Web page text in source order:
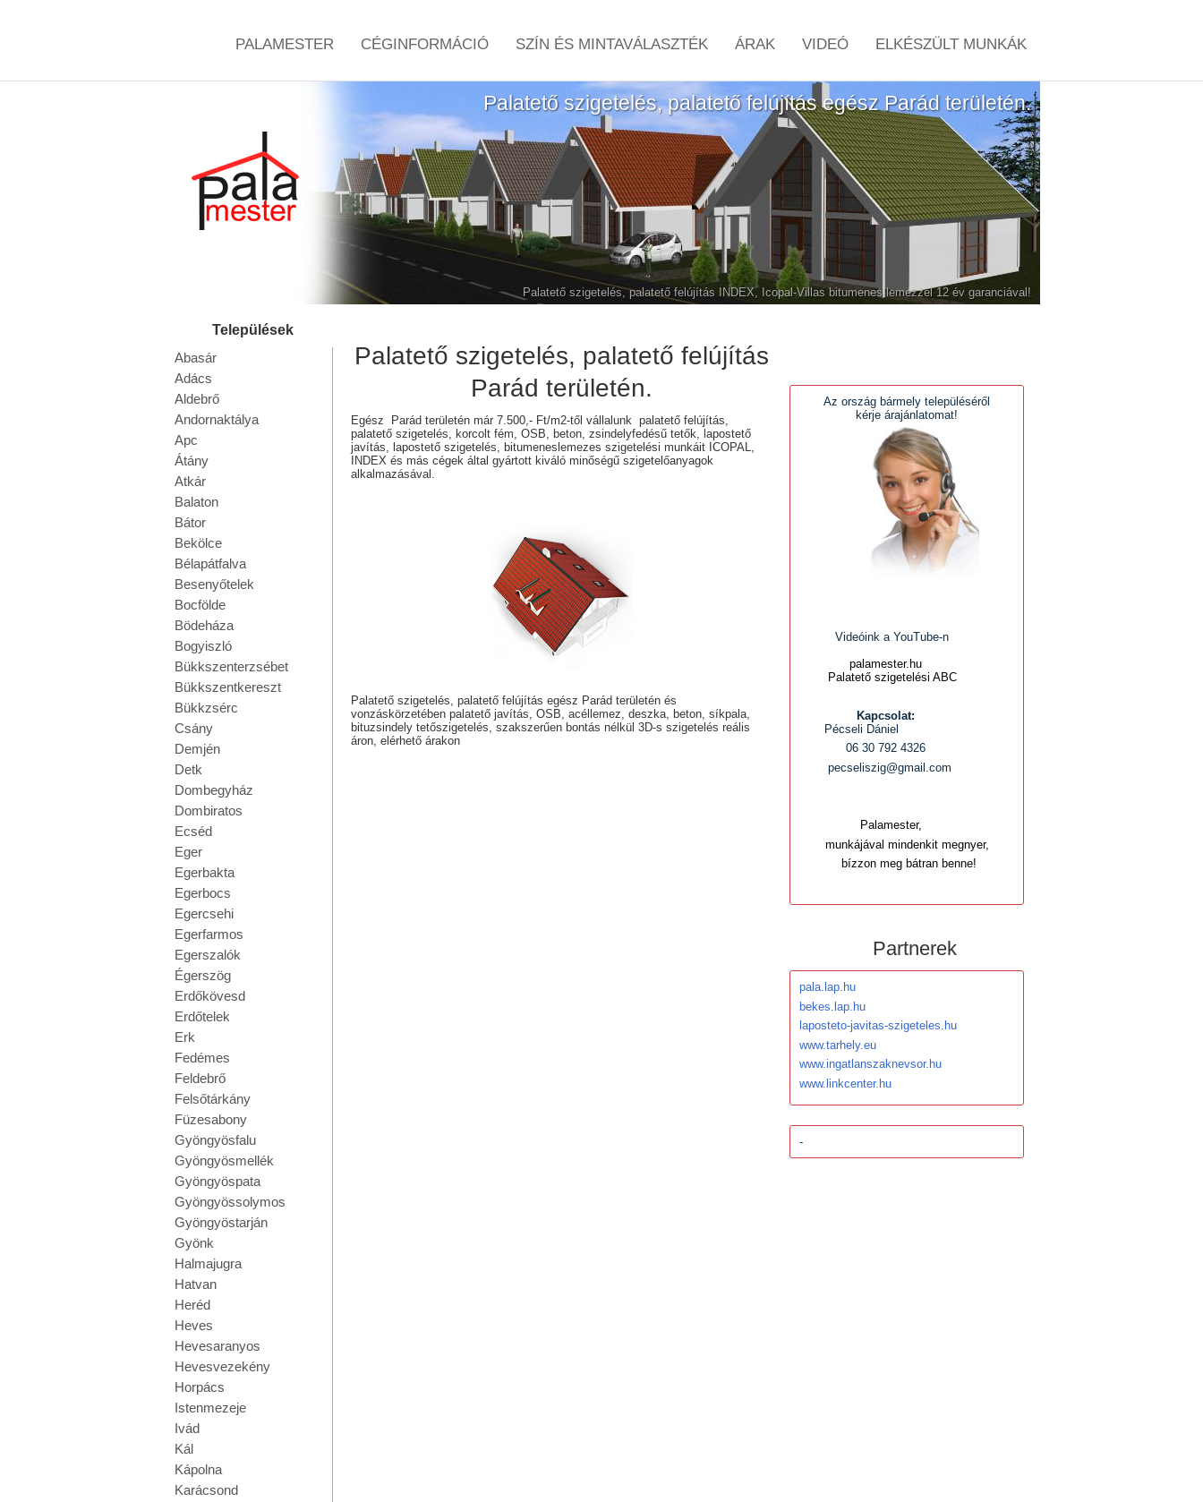
PALAMESTER CÉGINFORMÁCIÓ SZÍN ÉS MINTAVÁLASZTÉK ÁRAK VIDEÓ ELKÉSZÜLT MUNKÁK
Palatető szigetelés, palatető felújítás egész Parád területén.
Palatető szigetelés, palatető felújítás INDEX, Icopal-Villas bitumenes lemezzel 12 év garanciával!
Abasár
Adács
Aldebrő
Andornaktálya
Apc
Átány
Atkár
Balaton
Bátor
Bekölce
Bélapátfalva
Besenyőtelek
Bocfölde
Bödeháza
Bogyiszló
Bükkszenterzsébet
Bükkszentkereszt
Bükkzsérc
Csány
Demjén
Detk
Dombegyház
Dombiratos
Ecséd
Eger
Egerbakta
Egerbocs
Egercsehi
Egerfarmos
Egerszalók
Égerszög
Erdőkövesd
Erdőtelek
Erk
Fedémes
Feldebrő
Felsőtárkány
Füzesabony
Gyöngyösfalu
Gyöngyösmellék
Gyöngyöspata
Gyöngyössolymos
Gyöngyöstarján
Gyönk
Halmajugra
Hatvan
Heréd
Heves
Hevesaranyos
Hevesvezekény
Horpács
Istenmezeje
Ivád
Kál
Kápolna
Karácsond
Palatető szigetelés, palatető felújítás
Parád területén.
Egész Parád területén már 7.500,- Ft/m2-től vállalunk palatető felújítás,
palatető szigetelés, korcolt fém, OSB, beton, zsindelyfedésű tetők, lapostető
javítás, lapostető szigetelés, bitumeneslemezes szigetelési munkáit ICOPAL,
INDEX és más cégek által gyártott kiváló minőségű szigetelőanyagok
alkalmazásával.
Palatető szigetelés, palatető felújítás egész Parád területén és
vonzáskörzetében palatető javítás, OSB, acéllemez, deszka, beton, síkpala,
bituzsindely tetőszigetelés, szakszerűen bontás nélkül 3D-s szigetelés reális
áron, elérhető árakon
Az ország bármely településéről
kérje árajánlatomat!
Videóink a YouTube-n
palamester.hu
Palatető szigetelési ABC
Kapcsolat:
Pécseli Dániel
06 30 792 4326
pecseliszig@gmail.com
Palamester,
munkájával mindenkit megnyer,
bízzon meg bátran benne!
Partnerek
pala.lap.hu
bekes.lap.hu
laposteto-javitas-szigeteles.hu
www.tarhely.eu
www.ingatlanszaknevsor.hu
www.linkcenter.hu
-